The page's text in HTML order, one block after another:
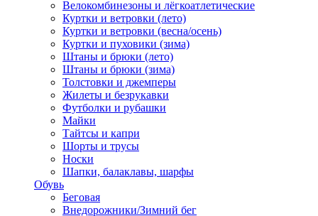
Велокомбинезоны и лёгкоатлетические
Куртки и ветровки (лето)
Куртки и ветровки (весна/осень)
Куртки и пуховики (зима)
Штаны и брюки (лето)
Штаны и брюки (зима)
Толстовки и джемперы
Жилеты и безрукавки
Футболки и рубашки
Майки
Тайтсы и капри
Шорты и трусы
Носки
Шапки, балаклавы, шарфы
Обувь
Беговая
Внедорожники/Зимний бег